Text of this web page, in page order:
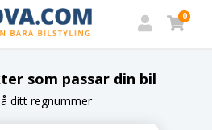
0
som passar din bil
ditt regnummer